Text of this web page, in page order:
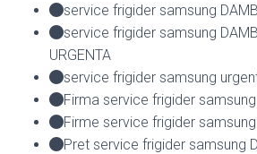
service frigider samsung
service frigider samsung
URGENTA
service frigider samsung
Firma service frigider
Firme service frigider
Pret service frigider samsung